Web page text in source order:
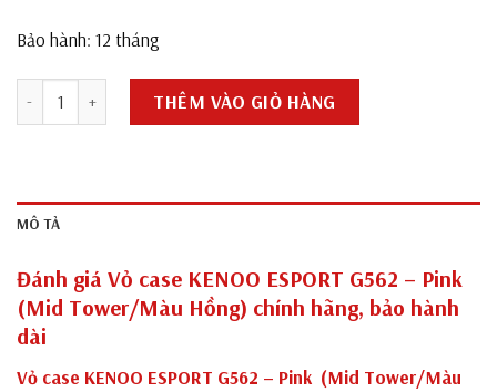
Bảo hành: 12 tháng
Vỏ case KENOO ESPORT G562 - Pink (Mid Tower/ Màu Hồng) -
THÊM VÀO GIỎ HÀNG
MÔ TẢ
Đánh giá Vỏ case KENOO ESPORT G562 – Pink
(Mid Tower/Màu Hồng) chính hãng, bảo hành
dài
Vỏ case KENOO ESPORT G562 – Pink (Mid Tower/Màu